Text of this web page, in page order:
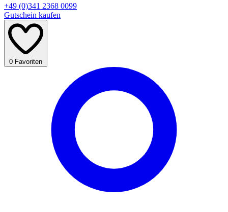
+49 (0)341 2368 0099
Gutschein kaufen
0 Favoriten